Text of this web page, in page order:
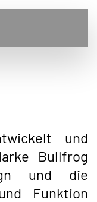
und
Bullfrog
und die
Funktion